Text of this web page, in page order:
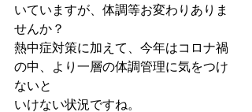
いていますが、体調等お変わりありま
せんか？
熱中症対策に加えて、今年はコロナ禍
の中、より一層の体調管理に気をつけ
ないと
いけない状況ですね。